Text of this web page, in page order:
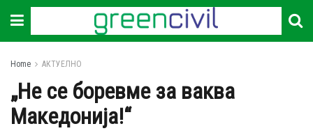
Home АКТУЕЛНО
„Не се боревме за ваква
Македонија!“